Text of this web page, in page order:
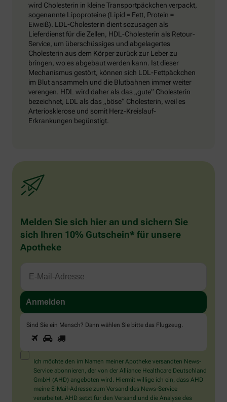
wird Cholesterin in kleine Transportpäckchen verpackt,
sogenannte Lipoproteine (Lipid = Fett, Protein =
Eiweiß). LDL-Cholesterin dient sozusagen als
Lieferdienst für die Zellen, HDL-Cholesterin als Retour-
Service, um überschüssiges und abgelagertes
Cholesterin aus dem Körper zurück zur Leber zu
bringen, wo es abgebaut werden kann. Ist dieser
Mechanismus gestört, können sich LDL-Fettpäckchen
im Blut ansammeln und die Blutbahnen immer weiter
verengen. HDL wird daher als das „gute“ Cholesterin
bezeichnet, LDL als das „böse“ Cholesterin, weil es
Arteriosklerose und somit Herz-Kreislauf-
Erkrankungen begünstigt.
Melden Sie sich hier an und sichern Sie
sich Ihren 10% Gutschein* für unsere
Apotheke
Sind Sie ein Mensch? Dann wählen Sie bitte das Flugzeug.
Sind
Sie
ein
Mensch?
Dann
wählen
Sie
bitte
1 2
Ich möchte den im Namen meiner Apotheke versandten News-
Service abonnieren, der von der Alliance Healthcare Deutschland
GmbH (AHD) angeboten wird. Hiermit willige ich ein, dass AHD
meine E-Mail-Adresse zum Versand des News-Service
verarbeitet. AHD setzt für den Versand und die Analyse des